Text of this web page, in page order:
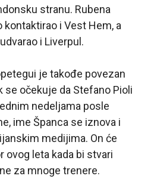
stranu. Rubena
i Vest Hem, a
i Liverpul.
je takođe povezan
se očekuje da Stefano Pioli
nedeljama posle
ime Španca se iznova i
medijima. On će
ovog leta kada bi stvari
za mnoge trenere.